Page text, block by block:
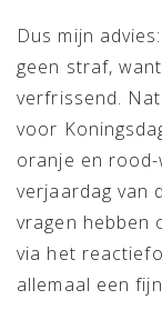
Dus mijn
geen straf,
verfrissend.
voor
oranje en
verjaardag van
vragen hebben
via het
allemaal een